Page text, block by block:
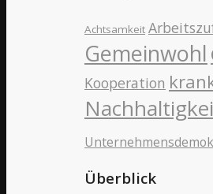
Achtsamkeit
Gemeinwohl
Kooperation
Überblick